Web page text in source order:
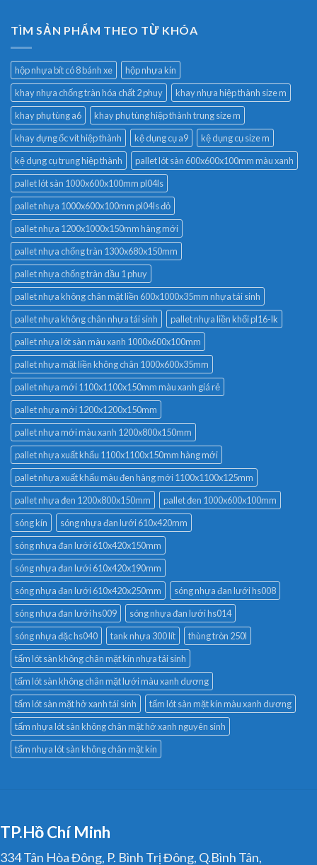
TÌM SẢN PHẨM THEO TỪ KHÓA
hộp nhựa bít có 8 bánh xe
hộp nhựa kín
khay nhựa chống tràn hóa chất 2 phuy
khay nhựa hiệp thành size m
khay phụ tùng a6
khay phụ tùng hiệp thành trung size m
khay đựng ốc vít hiệp thành
kệ dụng cụ a9
kệ dụng cụ size m
kệ dụng cụ trung hiệp thành
pallet lót sàn 600x600x100mm màu xanh
pallet lót sàn 1000x600x100mm pl04ls
pallet nhựa 1000x600x100mm pl04ls đỏ
pallet nhựa 1200x1000x150mm hàng mới
pallet nhựa chống tràn 1300x680x150mm
pallet nhựa chống tràn dầu 1 phuy
pallet nhựa không chân mặt liền 600x1000x35mm nhựa tái sinh
pallet nhựa không chân nhựa tái sinh
pallet nhựa liền khối pl16-lk
pallet nhựa lót sàn màu xanh 1000x600x100mm
pallet nhựa mặt liền không chân 1000x600x35mm
pallet nhựa mới 1100x1100x150mm màu xanh giá rẻ
pallet nhựa mới 1200x1200x150mm
pallet nhựa mới màu xanh 1200x800x150mm
pallet nhựa xuất khẩu 1100x1100x150mm hàng mới
pallet nhựa xuất khẩu màu đen hàng mới 1100x1100x125mm
pallet nhựa đen 1200x800x150mm
pallet đen 1000x600x100mm
sóng kín
sóng nhựa đan lưới 610x420mm
sóng nhựa đan lưới 610x420x150mm
sóng nhựa đan lưới 610x420x190mm
sóng nhựa đan lưới 610x420x250mm
sóng nhựa đan lưới hs008
sóng nhựa đan lưới hs009
sóng nhựa đan lưới hs014
sóng nhựa đặc hs040
tank nhựa 300 lít
thùng tròn 250l
tấm lót sàn không chân mặt kín nhựa tái sinh
tấm lót sàn không chân mặt lưới màu xanh dương
tấm lót sàn mặt hở xanh tái sinh
tấm lót sàn mặt kín màu xanh dương
tấm nhựa lót sàn không chân mặt hở xanh nguyên sinh
tấm nhựa lót sàn không chân mặt kín
TP.Hồ Chí Minh
334 Tân Hòa Đông, P. Bình Trị Đông, Q.Bình Tân,